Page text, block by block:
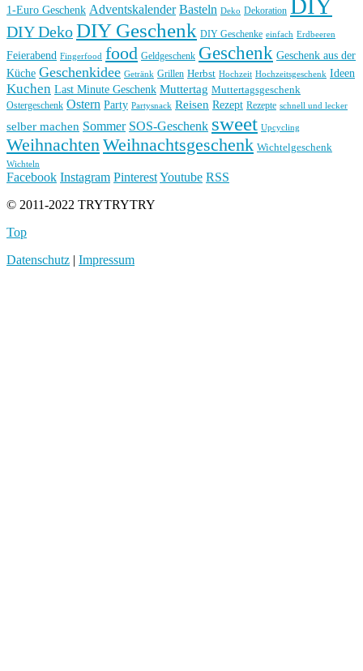
1-Euro Geschenk Adventskalender Basteln Deko Dekoration DIY
DIY DekoDIY Geschenk DIY Geschenke einfach Erdbeeren
Feierabend Fingerfood food Geldgeschenk Geschenk Geschenk aus der
Küche Geschenkidee Getränk Grillen Herbst Hochzeit Hochzeitsgeschenk Ideen
Kuchen Last Minute Geschenk Muttertag Muttertagsgeschenk
Ostergeschenk Ostern Party Partysnack Reisen Rezept Rezepte schnell und lecker
selber machen Sommer SOS-Geschenk sweet Upcycling
WeihnachtenWeihnachtsgeschenk Wichtelgeschenk
Wichteln
Facebook Instagram PinterestYoutube RSS
© 2011-2022 TRYTRYTRY
Top
Datenschutz | Impressum